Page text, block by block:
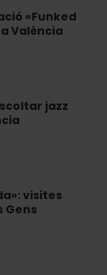
«Funked
València
jazz
visites
Gens